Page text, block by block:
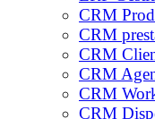
CRM
CRM
CRM
CRM
CRM
CRM